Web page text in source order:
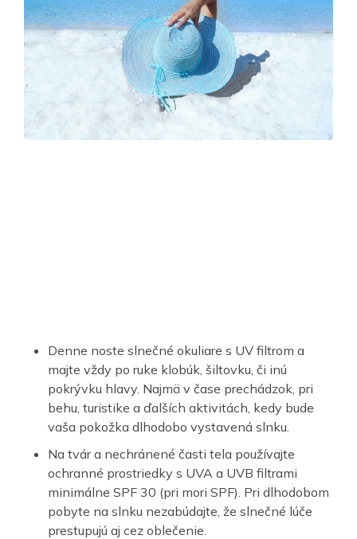
Denne noste slnečné okuliare s UV filtrom a
majte vždy po ruke klobúk, šiltovku, či inú
pokrývku hlavy. Najmä v čase prechádzok, pri
behu, turistike a ďalších aktivitách, kedy bude
vaša pokožka dlhodobo vystavená slnku.
Na tvár a nechránené časti tela používajte
ochranné prostriedky s UVA a UVB filtrami
minimálne SPF 30 (pri mori SPF). Pri dlhodobom
pobyte na slnku nezabúdajte, že slnečné lúče
prestupujú aj cez oblečenie.